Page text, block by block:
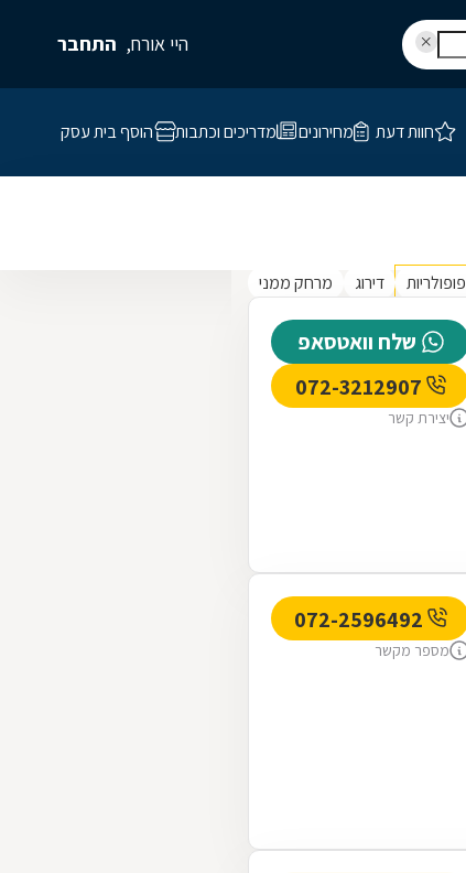
היי אורח, התחבר
חוות דעת מחירונים מדריכים וכתבות הוסף בית עסק
פופולריות דירוג מרחק ממני
שלח וואטסאפ
יצירת קשר
מספר מקשר